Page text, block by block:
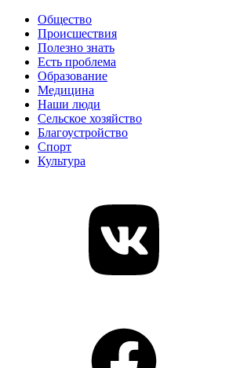
Общество
Происшествия
Полезно знать
Есть проблема
Образование
Медицина
Наши люди
Сельское хозяйство
Благоустройство
Спорт
Культура